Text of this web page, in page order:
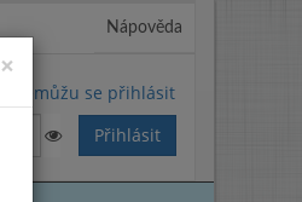
Nápověda
Nemůžu se přihlásit
×